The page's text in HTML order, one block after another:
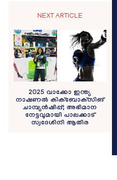
NEXT ARTICLE
2025 വാക്കോ ഇന്ത്യ
നാഷണൽ കിക്ബോക്‌സിങ്
ചാമ്പ്യൻഷിപ്പ്; അഭിമാന
നേട്ടവുമായി പാലക്കാട്
സ്വദേശിനി ആതിര